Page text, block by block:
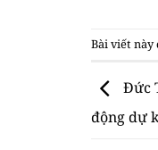
Bài viết này
Đức
động dự